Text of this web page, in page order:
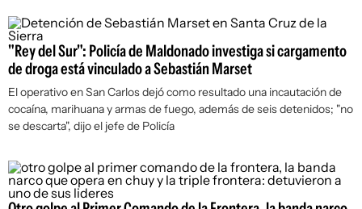
"Rey del Sur": Policía de Maldonado investiga si cargamento
de droga está vinculado a Sebastián Marset
El operativo en San Carlos dejó como resultado una incautación de
cocaína, marihuana y armas de fuego, además de seis detenidos; "no
se descarta", dijo el jefe de Policía